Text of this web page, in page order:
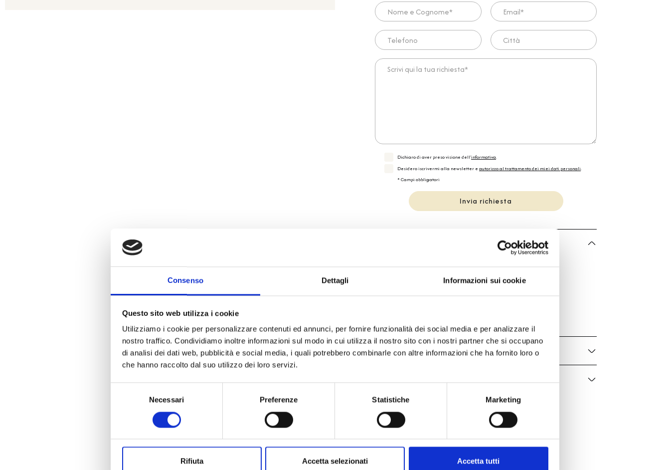
Consenso Dettagli Informazioni sui cookie
Questo sito web utilizza i cookie
Utilizziamo i cookie per personalizzare contenuti ed annunci, per fornire funzionalità dei social media e per analizzare il
nostro traffico. Condividiamo inoltre informazioni sul modo in cui utilizza il nostro sito con i nostri partner che si occupano
di analisi dei dati web, pubblicità e social media, i quali potrebbero combinarle con altre informazioni che ha fornito loro o
che hanno raccolto dal suo utilizzo dei loro servizi.
Necessari Preferenze Statistiche Marketing
Rifiuta Accetta selezionati Accetta tutti
Nome e Cognome* Email*
Telefono Città
Scrivi qui la tua richiesta*
Dichiaro di aver preso visione dell'informativa.
Desidero iscrivermi alla newsletter e autorizzo al trattamento dei miei dati personali.
* Campi obbligatori
Invia richiesta
Forever
Codice
417-Q225
Descrizione
Pietre preziose